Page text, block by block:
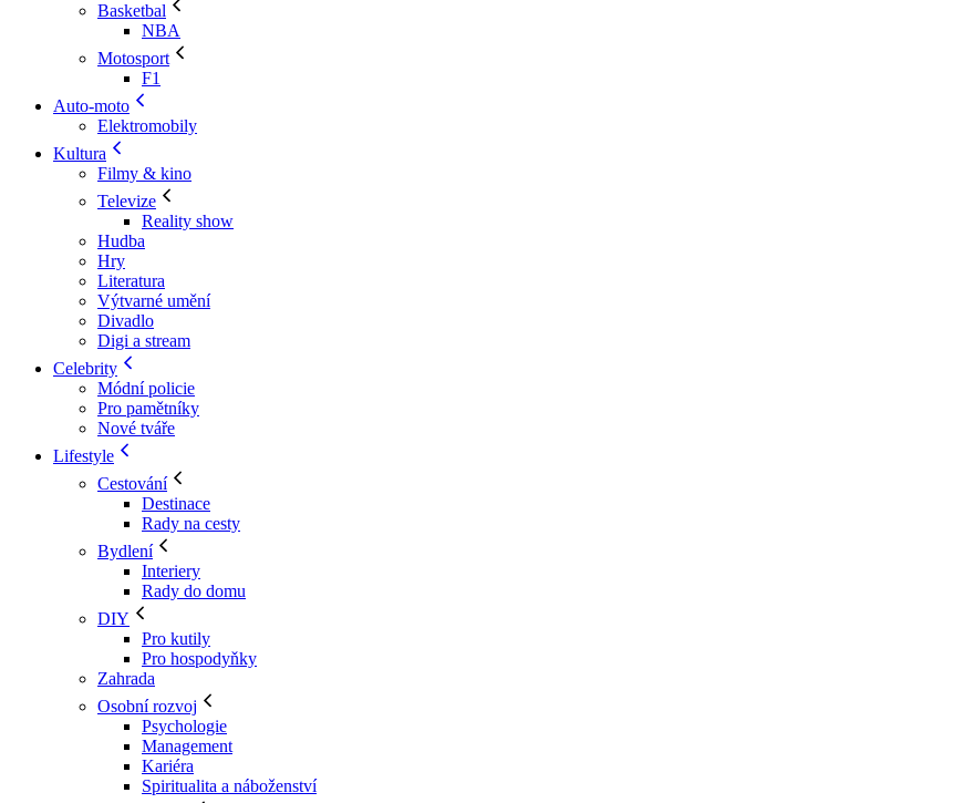
Basketbal
NBA
Motosport
F1
Auto-moto
Elektromobily
Kultura
Filmy & kino
Televize
Reality show
Hudba
Hry
Literatura
Výtvarné umění
Divadlo
Digi a stream
Celebrity
Módní policie
Pro pamětníky
Nové tváře
Lifestyle
Cestování
Destinace
Rady na cesty
Bydlení
Interiery
Rady do domu
DIY
Pro kutily
Pro hospodyňky
Zahrada
Osobní rozvoj
Psychologie
Management
Kariéra
Spiritualita a náboženství